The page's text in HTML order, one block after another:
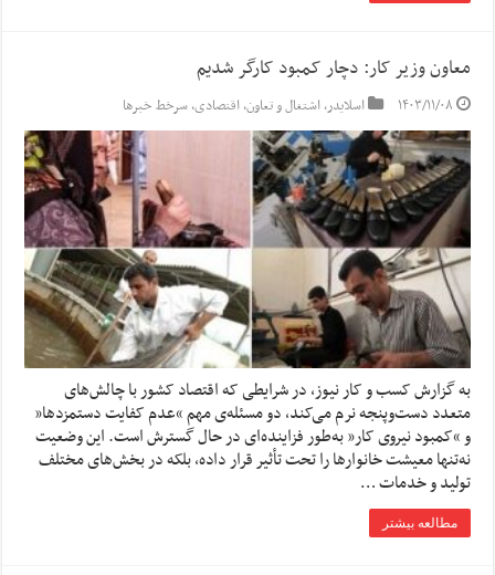
معاون وزیر کار: دچار کمبود کارگر شدیم
۱۴۰۳/۱۱/۰۸ اسلایدر,اشتغال و تعاون,اقتصادی,سرخط خبرها
به گزارش کسب و کار نیوز، در شرایطی که اقتصاد کشور با چالش‌های
متعدد دست‌وپنجه نرم می‌کند، دو مسئله‌ی مهم “عدم کفایت دستمزدها”
و “کمبود نیروی کار” به‌طور فزاینده‌ای در حال گسترش است. این وضعیت
نه‌تنها معیشت خانوارها را تحت تأثیر قرار داده، بلکه در بخش‌های مختلف
تولید و خدمات …
مطالعه بیشتر